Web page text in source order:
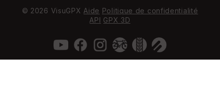
© 2026 VisuGPX Aide Politique de confidentialité
API GPX 3D